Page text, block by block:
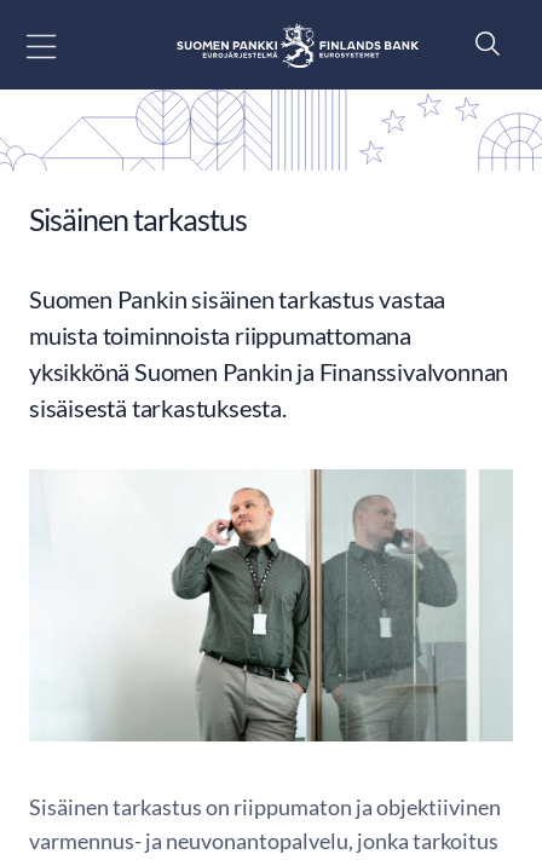
Sisäinen tarkastus
Suomen Pankin sisäinen tarkastus vastaa
muista toiminnoista riippumattomana
yksikkönä Suomen Pankin ja Finanssivalvonnan
sisäisestä tarkastuksesta.
Sisäinen tarkastus on riippumaton ja objektiivinen
varmennus- ja neuvonantopalvelu, jonka tarkoitus